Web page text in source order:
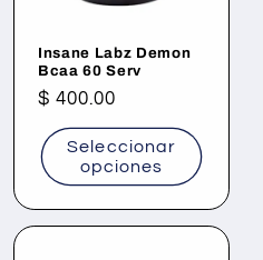
Insane Labz Demon
Bcaa 60 Serv
Precio
habitual
$ 400.00
Seleccionar
opciones